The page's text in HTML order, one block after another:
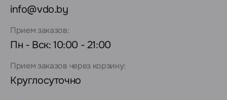
info@vdo.by
Прием заказов:
Пн - Вск: 10:00 - 21:00
Прием заказов через корзину:
Круглосуточно